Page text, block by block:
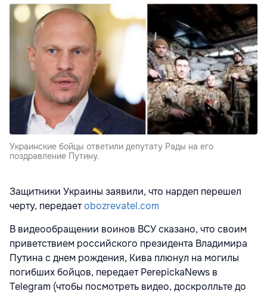
Украинские бойцы ответили депутату Рады на его
поздравление Путину.
Защитники Украины заявили, что нардеп перешел
черту, передаетobozrevatel.com
В видеообращении воинов ВСУ сказано, что своим
приветствием российского президента Владимира
Путина с днем рождения, Кива плюнул на могилы
погибших бойцов, передает PerepickaNews в
Telegram (чтобы посмотреть видео, доскролльте до